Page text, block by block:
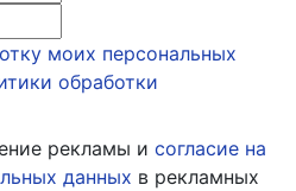
моих персональных
обработки
рекламы и согласие на
данных в рекламных